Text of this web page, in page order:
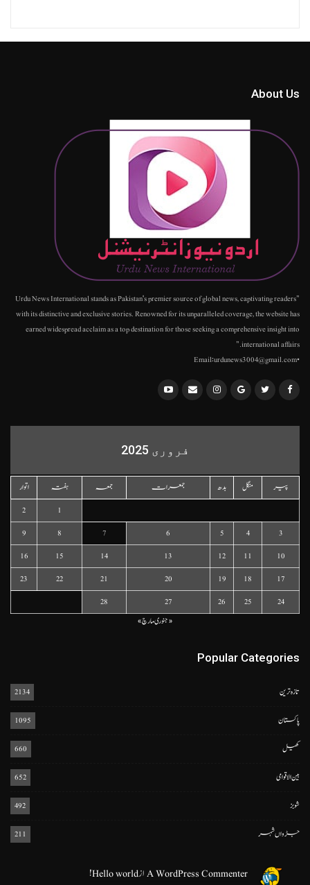
About Us
"Urdu News International stands as Pakistan's premier source of global news, captivating readers
with its distinctive and exclusive stories. Renowned for its unparalleled coverage, the website has
earned widespread acclaim as a top destination for those seeking a comprehensive insight into
international affairs."
•Email:urdunews3004@gmail.com
فروری 2025
پیر منگل بدھ جمعرات جمعہ ہفتہ
اتوار
1
2
3
4
5
6
7
8
9
10
11
12
13
14
15
16
17
18
19
20
21
22
23
24
25
26
27
28
« جنوریمارچ »
Popular Categories
تازہ ترین 2134
پاکستان 1095
کھیل 660
بین الاقوامی 652
شوبز 492
جڑواں شہر 211
A WordPress CommenterازHello world!